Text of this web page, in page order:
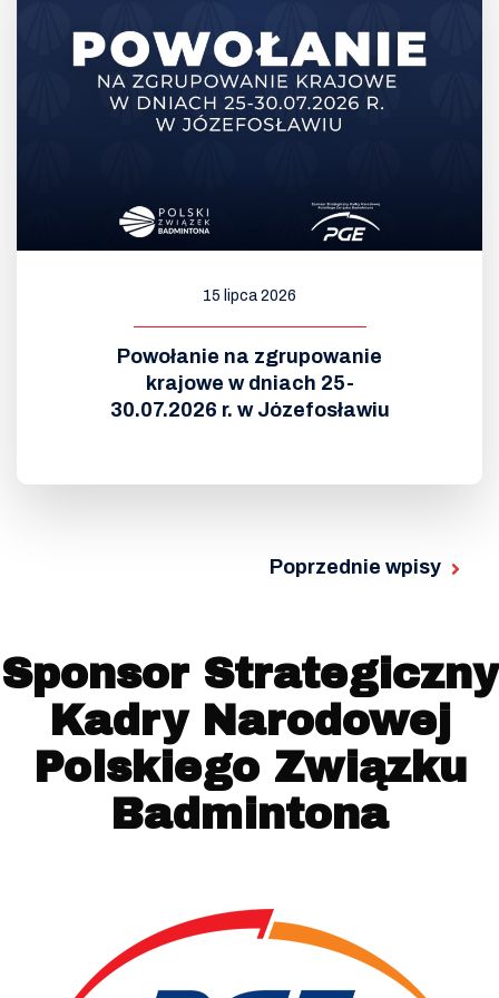
15 lipca 2026
Powołanie na zgrupowanie
krajowe w dniach 25-
30.07.2026 r. w Józefosławiu
Poprzednie wpisy
Sponsor Strategiczny
Kadry Narodowej
Polskiego Związku
Badmintona